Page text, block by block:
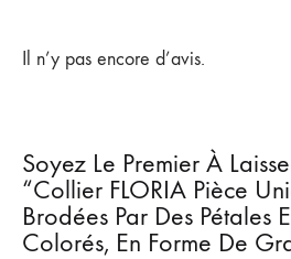
Il n’y pas encore d’avis.
Soyez Le Premier À
“Collier FLORIA Pièce
Brodées Par Des Pétales
Colorés, En Forme De